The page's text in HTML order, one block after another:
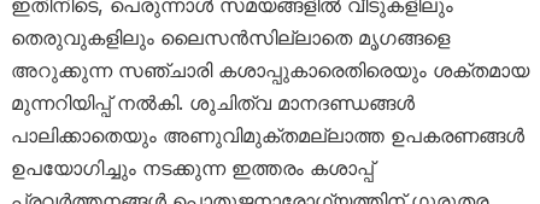
തെരുവുകളിലും ലൈസൻസില്ലാതെ മൃഗങ്ങളെ
അറുക്കുന്ന സഞ്ചാരി കശാപ്പുകാരെതിരെയും ശക്തമായ
മുന്നറിയിപ്പ് നൽകി. ശുചിത്വ മാനദണ്ഡങ്ങൾ
പാലിക്കാതെയും അണുവിമുക്തമല്ലാത്ത ഉപകരണങ്ങൾ
ഉപയോഗിച്ചും നടക്കുന്ന ഇത്തരം കശാപ്പ്